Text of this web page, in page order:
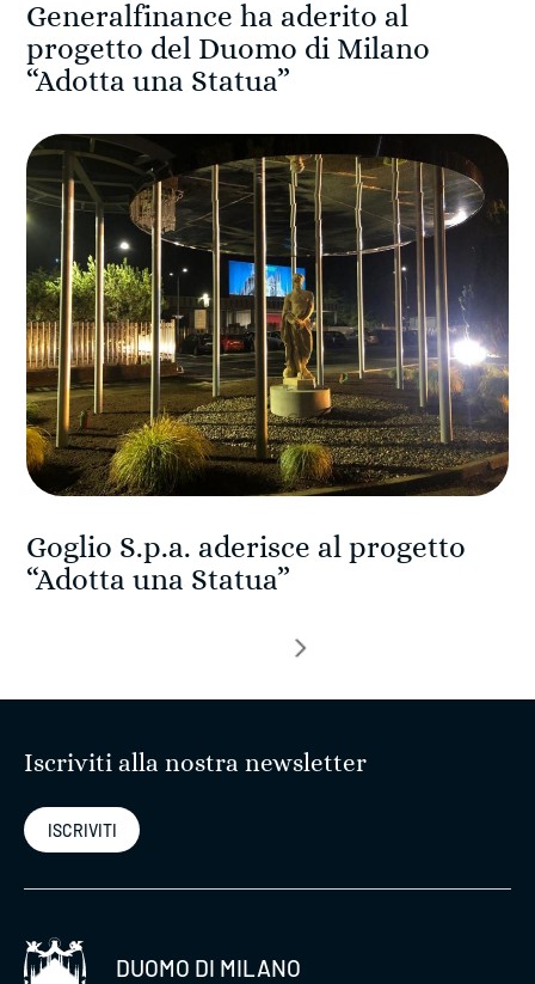
Generalfinance ha aderito al
progetto del Duomo di Milano
“Adotta una Statua”
Goglio S.p.a. aderisce al progetto
“Adotta una Statua”
Iscriviti alla nostra newsletter
ISCRIVITI
DUOMO DI MILANO